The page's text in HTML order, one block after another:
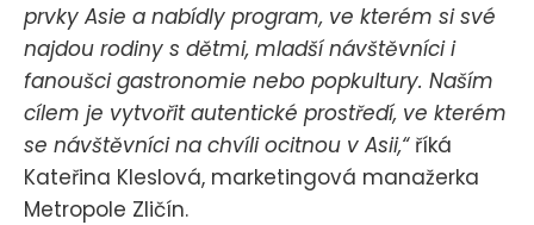
prvky Asie a nabídly program, ve kterém si své
najdou rodiny s dětmi, mladší návštěvníci i
fanoušci gastronomie nebo popkultury. Naším
cílem je vytvořit autentické prostředí, ve kterém
se návštěvníci na chvíli ocitnou v Asii,“ říká
Kateřina Kleslová, marketingová manažerka
Metropole Zličín.